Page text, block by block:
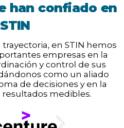
han confiado en
STIN
en STIN hemos
empresas en la
y control de sus
como un aliado
de decisiones y en la
medibles.